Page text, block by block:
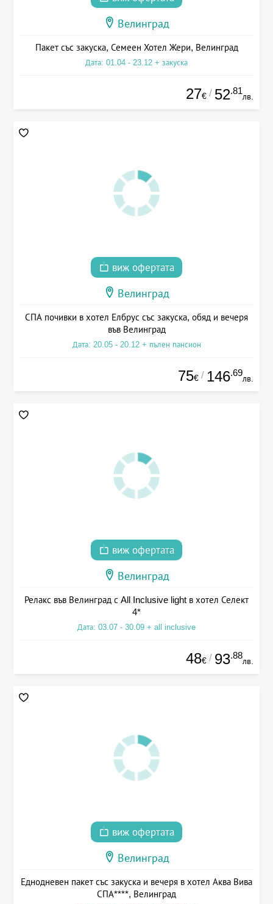
Велинград
Пакет със закуска, Семеен Хотел Жери, Велинград
Дата: 01.04 - 23.12 + закуска
27€ / 52.81
лв.
виж офертата
Велинград
СПА почивки в хотел Елбрус със закуска, обяд и вечеря
във Велинград
Дата: 20.05 - 20.12 + пълен пансион
75€ / 146.69
лв.
виж офертата
Велинград
Релакс във Велинград с All Inclusive light в хотел Селект
4*
Дата: 03.07 - 30.09 + all inclusive
48€ / 93.88
лв.
виж офертата
Велинград
Еднодневен пакет със закуска и вечеря в хотел Аква Вива
СПА****, Велинград